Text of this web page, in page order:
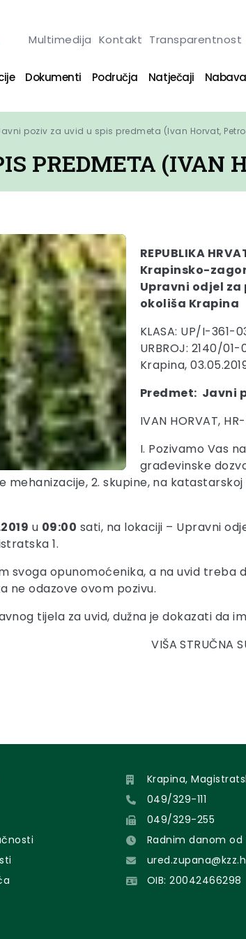
Multimedija Kontakt Transparentnost
Dokumenti Područja Natječaji Nabava
poziv za uvid u spis predmeta (Ivan Horvat,
PREDMETA (IVAN
REPUBLIKA
Krapinsko-
Upravni odjel
okoliša Krapina
KLASA: UP/I-361-
URBROJ: 2140/
Krapina,
Predmet: Javni
IVAN HORVAT,
I. Pozivamo Vas
građevinske
2. skupine, na
u 09:00 sati, na lokaciji – Upravni
1.
svoga opunomoćenika, a na uvid treba
ne odazove ovom pozivu.
tijela za uvid, dužna je dokazati da
VIŠA STRUČNA
Krapina,
049/329-111
049/329-255
Radnim danom od
OIB: 20042466298